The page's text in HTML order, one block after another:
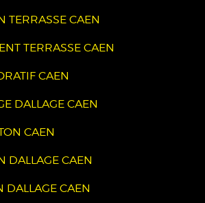
TERRASSE CAEN
TERRASSE CAEN
CAEN
DALLAGE CAEN
CAEN
DALLAGE CAEN
DALLAGE CAEN